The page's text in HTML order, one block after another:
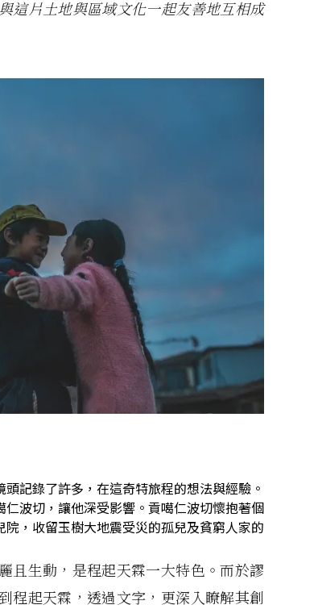
這片土地與區域文化一起友善地互相成
記錄了許多，在這奇特旅程的想法與經驗。
波切，讓他深受影響。貢噶仁波切懷抱著個
，收留玉樹大地震受災的孤兒及貧窮人家的
且生動，是程起天霖一大特色。而於謬
程起天霖，透過文字，更深入瞭解其創